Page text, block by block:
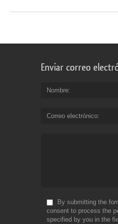
Enviar correo
Nombre
Correo electrónico
By submitting the
consent to process the
specified by you in the